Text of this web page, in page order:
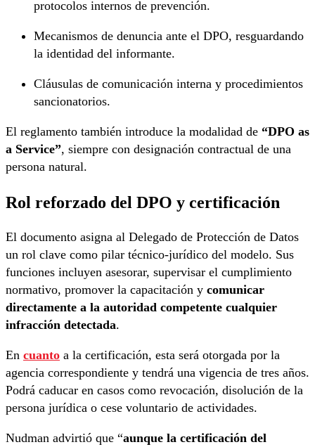
protocolos internos de prevención.
Mecanismos de denuncia ante el DPO, resguardando
la identidad del informante.
Cláusulas de comunicación interna y procedimientos
sancionatorios.
El reglamento también introduce la modalidad de “DPO as
a Service”, siempre con designación contractual de una
persona natural.
Rol reforzado del DPO y certificación
El documento asigna al Delegado de Protección de Datos
un rol clave como pilar técnico-jurídico del modelo. Sus
funciones incluyen asesorar, supervisar el cumplimiento
normativo, promover la capacitación y comunicar
directamente a la autoridad competente cualquier
infracción detectada.
En cuanto a la certificación, esta será otorgada por la
agencia correspondiente y tendrá una vigencia de tres años.
Podrá caducar en casos como revocación, disolución de la
persona jurídica o cese voluntario de actividades.
Nudman advirtió que “aunque la certificación del